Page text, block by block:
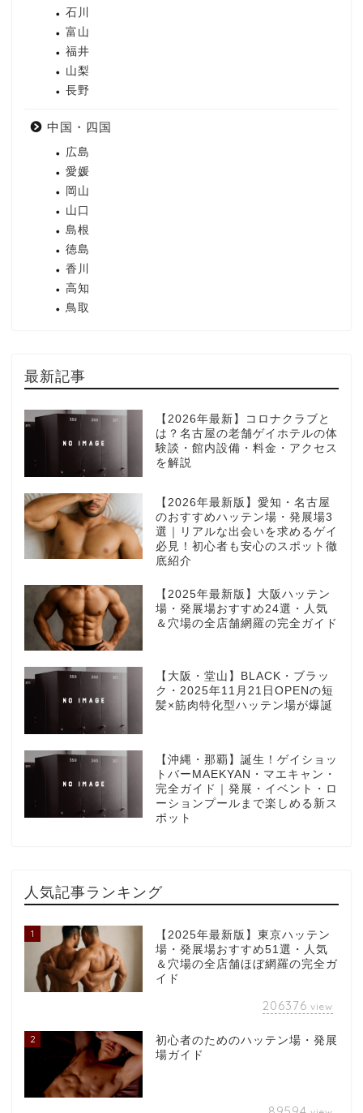
石川
富山
福井
山梨
長野
中国・四国
広島
愛媛
岡山
山口
島根
徳島
香川
高知
鳥取
最新記事
【2026年最新】コロナクラブと
は？名古屋の老舗ゲイホテルの体
験談・館内設備・料金・アクセス
を解説
【2026年最新版】愛知・名古屋
のおすすめハッテン場・発展場3
選｜リアルな出会いを求めるゲイ
必見！初心者も安心のスポット徹
底紹介
【2025年最新版】大阪ハッテン
場・発展場おすすめ24選・人気
＆穴場の全店舗網羅の完全ガイド
【大阪・堂山】BLACK・ブラッ
ク・2025年11月21日OPENの短
髪×筋肉特化型ハッテン場が爆誕
【沖縄・那覇】誕生！ゲイショッ
トバーMAEKYAN・マエキャン・
完全ガイド｜発展・イベント・ロ
ーションプールまで楽しめる新ス
ポット
人気記事ランキング
1
【2025年最新版】東京ハッテン
場・発展場おすすめ51選・人気
＆穴場の全店舗ほぼ網羅の完全ガ
イド
206376 view
2
初心者のためのハッテン場・発展
場ガイド